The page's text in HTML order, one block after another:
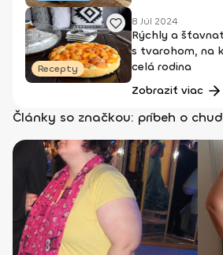
Recepty
8 Júl 2024
Rýchly a
s tvarohom, na
celá rodina
Zobraziť viac
Články so značkou: príbeh o